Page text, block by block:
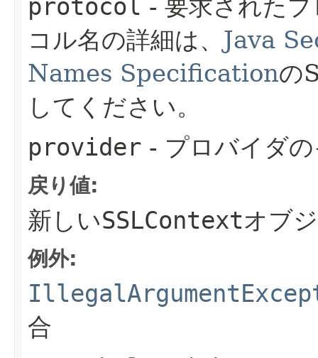
protocol - 要求された
コル名の詳細は、 Java
Names Specificationの
してください。
provider - プロバイダ
戻り値:
新しいSSLContextオブ
例外:
合